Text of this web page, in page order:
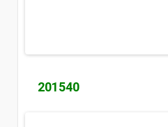
201540